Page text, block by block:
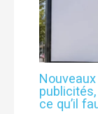
ce qu’il